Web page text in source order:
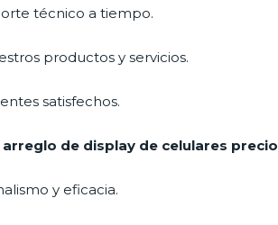
técnico a tiempo.
productos y servicios.
satisfechos.
arreglo de display de celulares precio
y eficacia.